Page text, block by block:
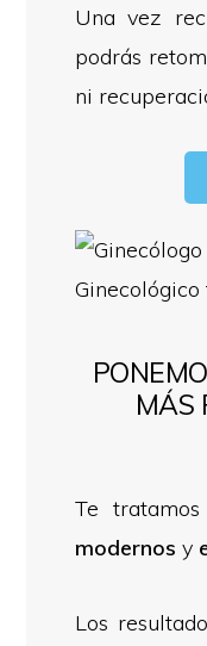
Una vez
podrás
ni
MÁS
Te
modernos y
Los